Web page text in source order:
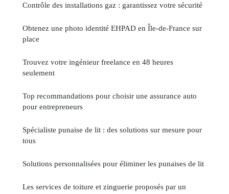
Contrôle des installations gaz : garantissez votre sécurité
Obtenez une photo identité EHPAD en Île-de-France sur
place
Trouvez votre ingénieur freelance en 48 heures
seulement
Top recommandations pour choisir une assurance auto
pour entrepreneurs
Spécialiste punaise de lit : des solutions sur mesure pour
tous
Solutions personnalisées pour éliminer les punaises de lit
Les services de toiture et zinguerie proposés par un